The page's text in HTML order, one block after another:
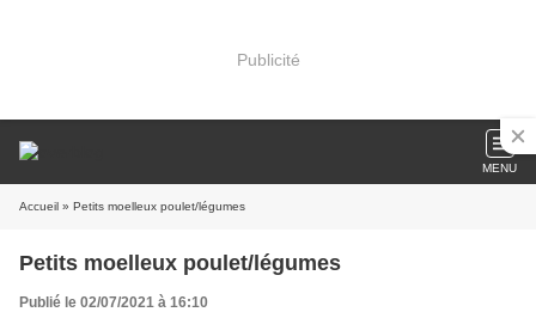
Publicité
MENU
Accueil » Petits moelleux poulet/légumes
Petits moelleux poulet/légumes
Publié le 02/07/2021 à 16:10